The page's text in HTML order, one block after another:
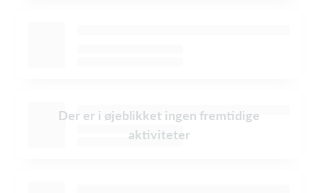
Der er i øjeblikket ingen fremtidige
aktiviteter